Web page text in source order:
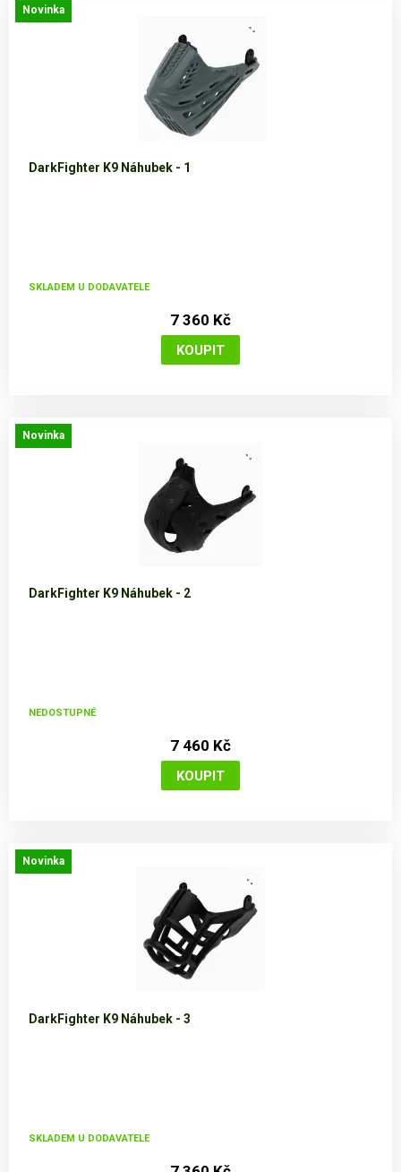
Novinka
DarkFighter K9 Náhubek - 1
SKLADEM U DODAVATELE
7 360 Kč
Novinka
DarkFighter K9 Náhubek - 2
NEDOSTUPNÉ
7 460 Kč
Novinka
DarkFighter K9 Náhubek - 3
SKLADEM U DODAVATELE